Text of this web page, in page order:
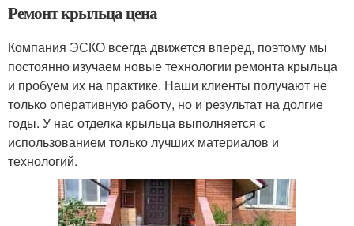
Ремонт крыльца цена
Компания ЭСКО всегда движется вперед, поэтому мы
постоянно изучаем новые технологии ремонта крыльца
и пробуем их на практике. Наши клиенты получают не
только оперативную работу, но и результат на долгие
годы. У нас отделка крыльца выполняется с
использованием только лучших материалов и
технологий.